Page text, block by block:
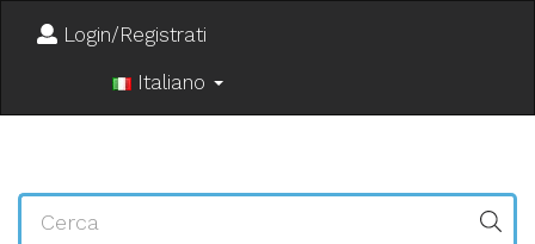
Login/Registrati
Italiano